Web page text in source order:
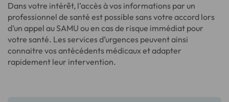
Dans votre intérêt, l’accès à vos informations par un
professionnel de santé est possible sans votre accord lors
d’un appel au SAMU ou en cas de risque immédiat pour
votre santé. Les services d’urgences peuvent ainsi
connaitre vos antécédents médicaux et adapter
rapidement leur intervention.